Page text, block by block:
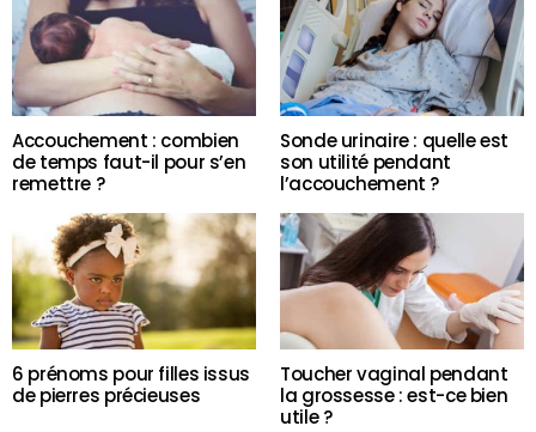
Accouchement : combien
de temps faut-il pour s’en
remettre ?
Sonde urinaire : quelle est
son utilité pendant
l’accouchement ?
6 prénoms pour filles issus
de pierres précieuses
Toucher vaginal pendant
la grossesse : est-ce bien
utile ?